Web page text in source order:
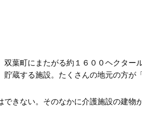
葉町にまたがる約１６００ヘクタ
蔵する施設。たくさんの地元の方が
きない。そのなかに介護施設の建物